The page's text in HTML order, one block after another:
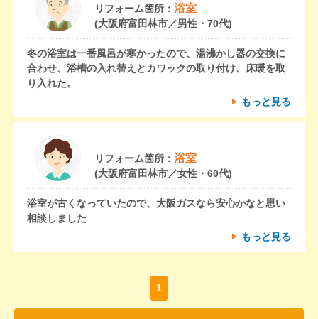
リフォーム箇所： 浴室
(大阪府富田林市／男性・70代)
冬の浴室は一番風呂が寒かったので、湯沸かし器の交換に
合わせ、浴槽の入れ替えとカワックの取り付け、床暖を取
り入れた。
もっと見る
リフォーム箇所： 浴室
(大阪府富田林市／女性・60代)
浴室が古くなっていたので、大阪ガスなら安心かなと思い
相談しました
もっと見る
1